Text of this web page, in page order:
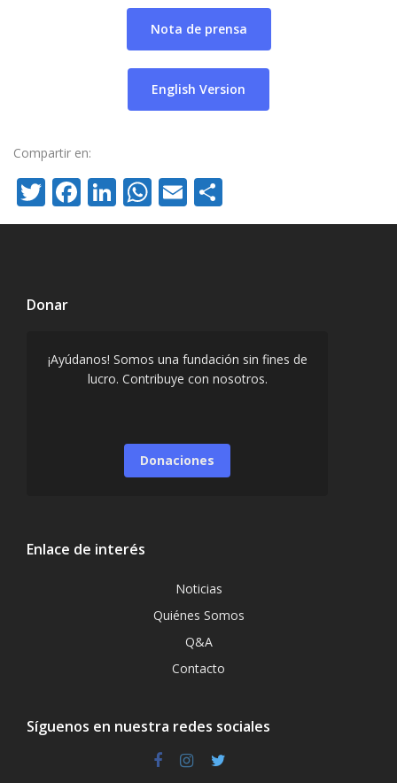
Nota de prensa
English Version
Compartir en:
Twitter
Facebook
LinkedIn
WhatsApp
Email
Donar
¡Ayúdanos! Somos una fundación sin fines de
lucro. Contribuye con nosotros.
Donaciones
Enlace de interés
Noticias
Quiénes Somos
Q&A
Contacto
Síguenos en nuestra redes sociales